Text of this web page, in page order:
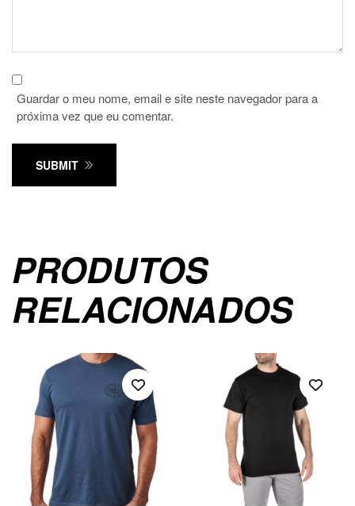
Guardar o meu nome, email e site neste navegador para a
próxima vez que eu comentar.
SUBMIT
PRODUTOS
RELACIONADOS